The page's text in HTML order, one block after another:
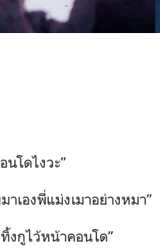
นโดไงวะ”
เองพี่แม่งเมาอย่างหมา”
งกูไว้หน้าคอนโด”